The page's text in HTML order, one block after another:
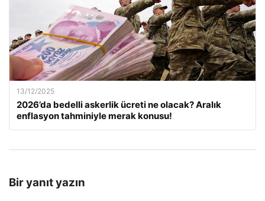
13/12/2025
2026’da bedelli askerlik ücreti ne olacak? Aralık
enflasyon tahminiyle merak konusu!
Bir yanıt yazın